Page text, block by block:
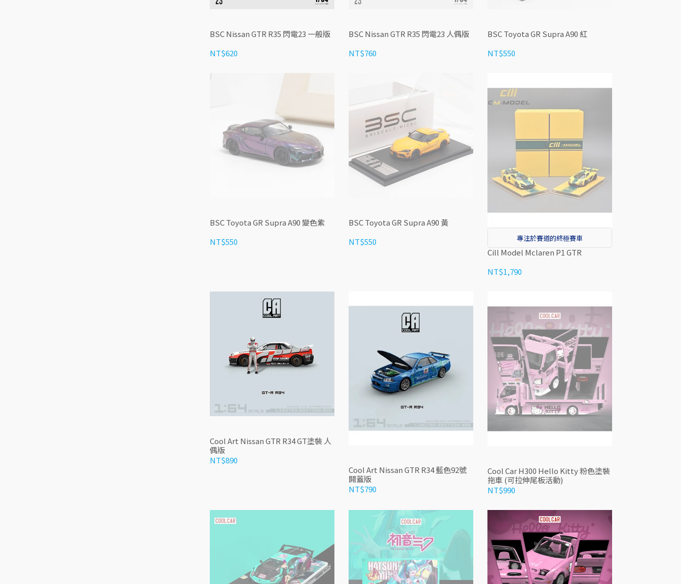
BSC Nissan GTR R35 閃電23 一般版
NT$620
BSC Nissan GTR R35 閃電23 人偶版
NT$760
BSC Toyota GR Supra A90 紅
NT$550
BSC Toyota GR Supra A90 變色紫
NT$550
BSC Toyota GR Supra A90 黃
NT$550
專注於賽道的終極賽車
Cill Model Mclaren P1 GTR
NT$1,790
Cool Art Nissan GTR R34 GT塗裝 人
偶版
NT$890
Cool Art Nissan GTR R34 藍色92號
開蓋版
NT$790
Cool Car H300 Hello Kitty 粉色塗裝
拖車 (可拉伸尾板活動)
NT$990